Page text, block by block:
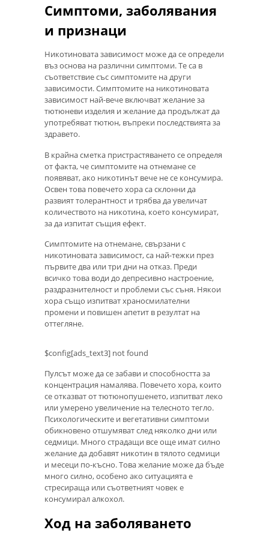
Симптоми, заболявания
и признаци
Никотиновата зависимост може да се определи
въз основа на различни симптоми. Те са в
съответствие със симптомите на други
зависимости. Симптомите на никотиновата
зависимост най-вече включват желание за
тютюневи изделия и желание да продължат да
употребяват тютюн, въпреки последствията за
здравето.
В крайна сметка пристрастяването се определя
от факта, че симптомите на отнемане се
появяват, ако никотинът вече не се консумира.
Освен това повечето хора са склонни да
развият толерантност и трябва да увеличат
количеството на никотина, което консумират,
за да изпитат същия ефект.
Симптомите на отнемане, свързани с
никотиновата зависимост, са най-тежки през
първите два или три дни на отказ. Преди
всичко това води до депресивно настроение,
раздразнителност и проблеми със съня. Някои
хора също изпитват храносмилателни
промени и повишен апетит в резултат на
оттегляне.
$config[ads_text3] not found
Пулсът може да се забави и способността за
концентрация намалява. Повечето хора, които
се отказват от тютюнопушенето, изпитват леко
или умерено увеличение на телесното тегло.
Психологическите и вегетативни симптоми
обикновено отшумяват след няколко дни или
седмици. Много страдащи все още имат силно
желание да добавят никотин в тялото седмици
и месеци по-късно. Това желание може да бъде
много силно, особено ако ситуацията е
стресираща или съответният човек е
консумирал алкохол.
Ход на заболяването